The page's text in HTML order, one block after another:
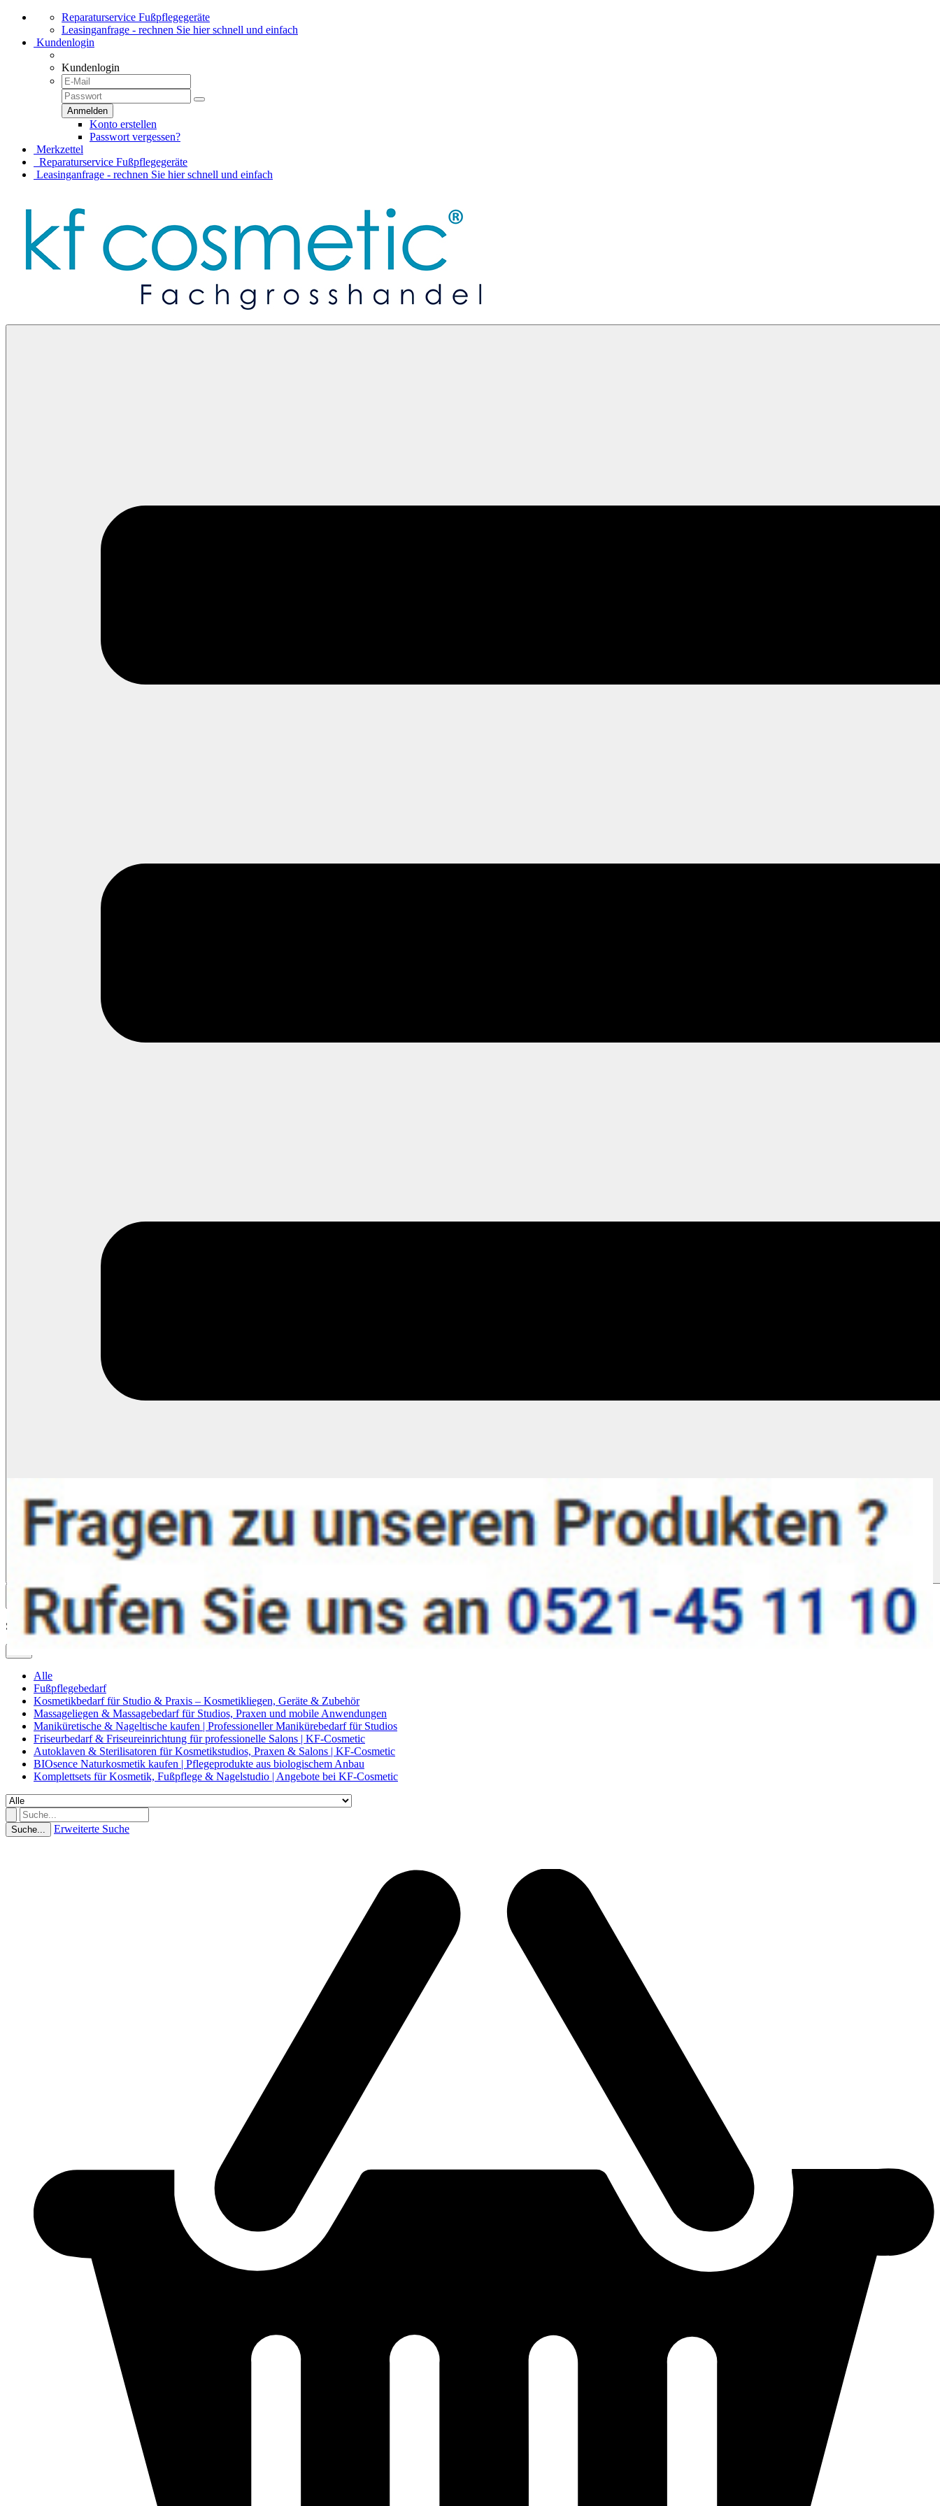
Reparaturservice Fußpflegegeräte
Leasinganfrage - rechnen Sie hier schnell und einfach
Kundenlogin
Kundenlogin
Konto erstellen
Passwort vergessen?
Merkzettel
Reparaturservice Fußpflegegeräte
Leasinganfrage - rechnen Sie hier schnell und einfach
Suche
Alle
Fußpflegebedarf
Kosmetikbedarf für Studio & Praxis – Kosmetikliegen, Geräte & Zubehör
Massageliegen & Massagebedarf für Studios, Praxen und mobile Anwendungen
Maniküretische & Nageltische kaufen | Professioneller Manikürebedarf für Studios
Friseurbedarf & Friseureinrichtung für professionelle Salons | KF-Cosmetic
Autoklaven & Sterilisatoren für Kosmetikstudios, Praxen & Salons | KF-Cosmetic
BIOsence Naturkosmetik kaufen | Pflegeprodukte aus biologischem Anbau
Komplettsets für Kosmetik, Fußpflege & Nagelstudio | Angebote bei KF-Cosmetic
Suche... Erweiterte Suche